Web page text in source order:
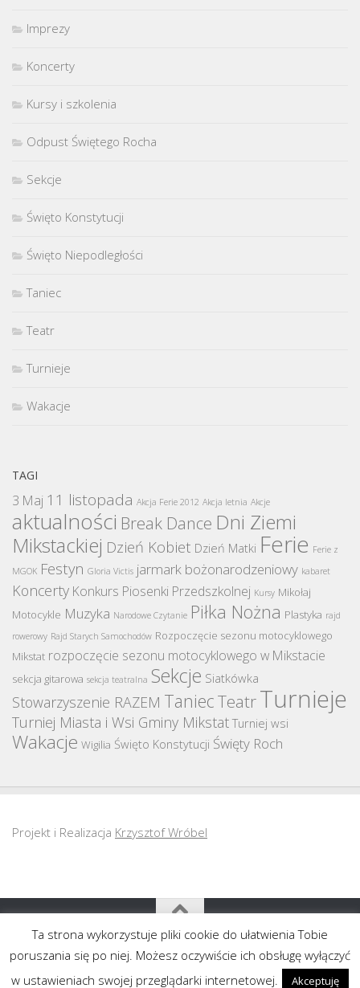
Imprezy
Koncerty
Kursy i szkolenia
Odpust Świętego Rocha
Sekcje
Święto Konstytucji
Święto Niepodległości
Taniec
Teatr
Turnieje
Wakacje
TAGI
3 Maj 11 listopada Akcja Ferie 2012 Akcja letnia Akcje
aktualności Break Dance Dni Ziemi
Mikstackiej Dzień Kobiet Dzień Matki Ferie Ferie z
MGOK Festyn Gloria Victis jarmark bożonarodzeniowy kabaret
Koncerty Konkurs Piosenki Przedszkolnej Kursy Mikołaj
Motocykle Muzyka Narodowe Czytanie Piłka Nożna Plastyka rajd
rowerowy Rajd Starych Samochodów Rozpoczęcie sezonu motocyklowego
Mikstat rozpoczęcie sezonu motocyklowego w Mikstacie
sekcja gitarowa sekcja teatralna Sekcje Siatkówka
Stowarzyszenie RAZEM TaniecTeatrTurnieje
Turniej Miasta i Wsi Gminy Mikstat Turniej wsi
Wakacje Wigilia Święto Konstytucji Święty Roch
Projekt i Realizacja Krzysztof Wróbel
Copyright MGOK Mikstat 2011-2020
Ta strona wykorzystuje pliki cookie do ułatwienia Tobie
poruszania się po niej. Możesz oczywiście ich obsługę wyłączyć
w ustawieniach swojej przeglądarki internetowej.
Akceptuję